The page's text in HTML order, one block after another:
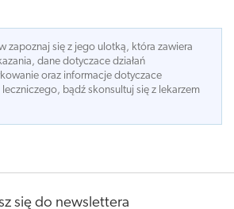
zapoznaj się z jego ulotką, która zawiera
dane dotyczace działań
oraz informacje dotyczace
bądź skonsultuj się z lekarzem
się do newslettera